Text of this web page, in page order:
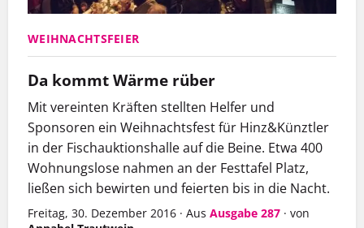
WEIHNACHTSFEIER
Da kommt Wärme rüber
Mit vereinten Kräften stellten Helfer und
Sponsoren ein Weihnachtsfest für Hinz&Künztler
in der Fischauktionshalle auf die Beine. Etwa 400
Wohnungslose nahmen an der Festtafel Platz,
ließen sich bewirten und feierten bis in die Nacht.
Freitag, 30. Dezember 2016 · Aus Ausgabe 287 · von